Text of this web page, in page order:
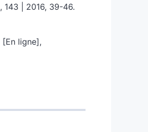
, 143 | 2016, 39-46.
[En ligne],